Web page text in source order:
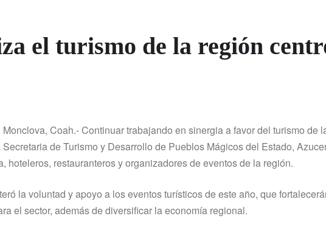
el turismo de la región
Monclova, Coah.- Continuar trabajando en sinergia a favor del turismo de
de Turismo y Desarrollo de Pueblos Mágicos del Estado,
hoteleros, restauranteros y organizadores de eventos de la región.
la voluntad y apoyo a los eventos turísticos de este año, que
el sector, además de diversificar la economía regional.